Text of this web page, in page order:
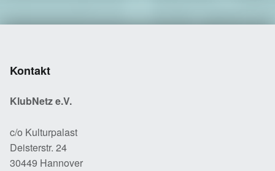
Kontakt
KlubNetz e.V.
c/o Kulturpalast
Deisterstr. 24
30449 Hannover